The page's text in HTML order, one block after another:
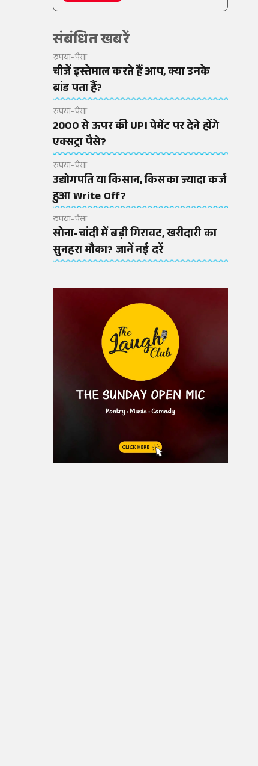
संबंधित खबरें
रुपया-पैसा
चीजें इस्तेमाल करते हैं आप, क्या उनके
ब्रांड पता हैं?
रुपया-पैसा
2000 से ऊपर की UPI पेमेंट पर देने होंगे
एक्सट्रा पैसे?
रुपया-पैसा
उद्योगपति या किसान, किसका ज्यादा कर्ज
हुआ Write Off?
रुपया-पैसा
सोना-चांदी में बड़ी गिरावट, खरीदारी का
सुनहरा मौका? जानें नई दरें